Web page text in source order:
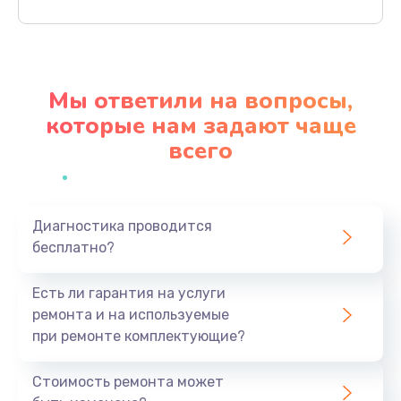
Заказать
Ремонт / замена кнопок, клавиш, индикаторов,
Заказать
1400 руб.
Заказать
1400 руб.
Мы ответили на вопросы,
которые нам задают чаще
всего
Диагностика проводится
бесплатно?
Есть ли гарантия на услуги
ремонта и на используемые
при ремонте комплектующие?
Стоимость ремонта может